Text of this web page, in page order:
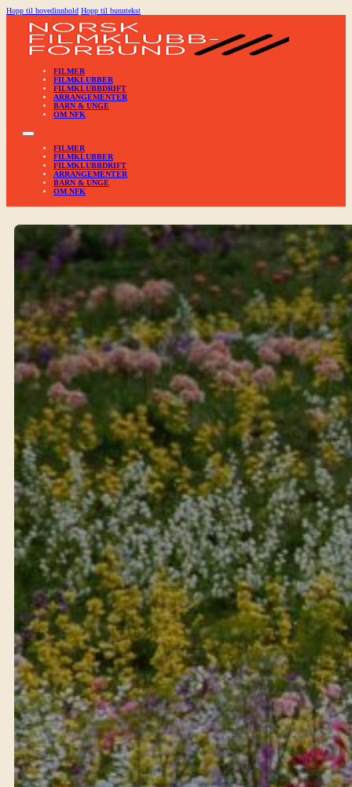
Hopp til hovedinnhold Hopp til bunntekst
FILMER
FILMKLUBBER
FILMKLUBBDRIFT
ARRANGEMENTER
BARN & UNGE
OM NFK
FILMER
FILMKLUBBER
FILMKLUBBDRIFT
ARRANGEMENTER
BARN & UNGE
OM NFK